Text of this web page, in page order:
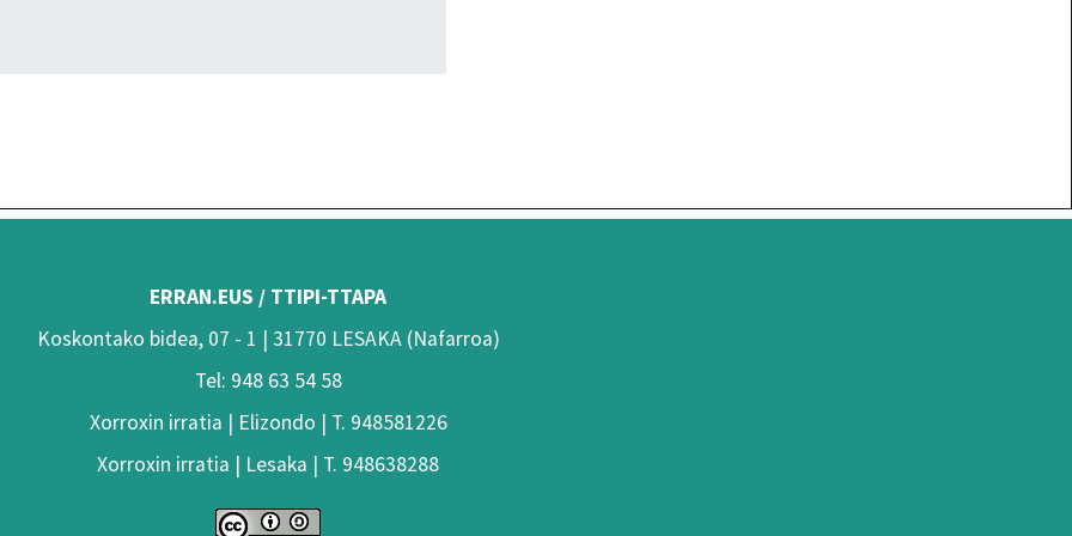
ERRAN.EUS / TTIPI-TTAPA
Koskontako bidea, 07 - 1 | 31770 LESAKA (Nafarroa)
Tel: 948 63 54 58
Xorroxin irratia | Elizondo | T. 948581226
Xorroxin irratia | Lesaka | T. 948638288